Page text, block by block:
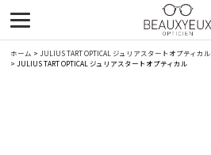
ホーム > JULIUS TART OPTICAL ジュリアスタートオプティカル
> JULIUS TART OPTICAL ジュリアスタートオプティカル